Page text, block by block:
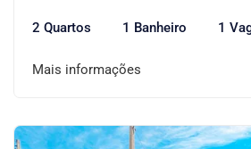
2 Quartos 1 Banheiro 1
Mais informações